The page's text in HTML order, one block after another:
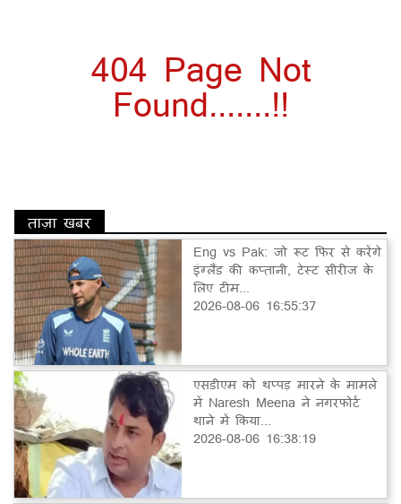
404 Page Not
Found.......!!
ताज़ा खबर
Eng vs Pak: जो रूट फिर से करेंगे
इंग्लैंड की कप्तानी, टेस्ट सीरीज के
लिए टीम...
2026-08-06 16:55:37
एसडीएम को थप्पड़ मारने के मामले
में Naresh Meena ने नगरफोर्ट
थाने में किया...
2026-08-06 16:38:19